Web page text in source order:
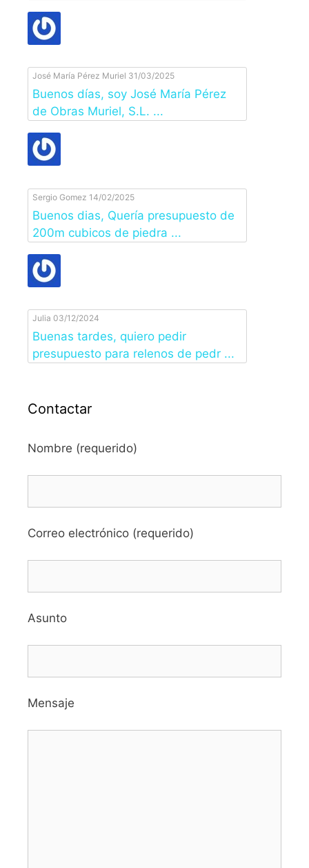
José María Pérez Muriel 31/03/2025
Buenos días, soy José María Pérez
de Obras Muriel, S.L. ...
Sergio Gomez 14/02/2025
Buenos dias, Quería presupuesto de
200m cubicos de piedra ...
Julia 03/12/2024
Buenas tardes, quiero pedir
presupuesto para relenos de pedr ...
Contactar
Nombre (requerido)
Correo electrónico (requerido)
Asunto
Mensaje